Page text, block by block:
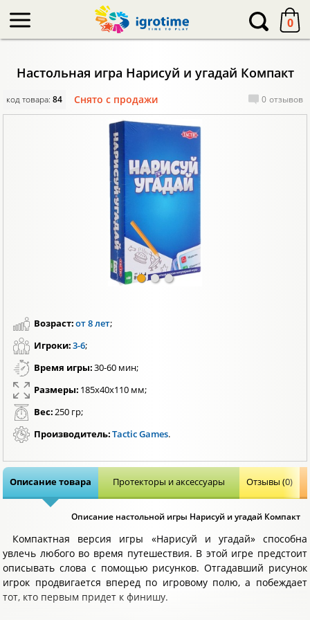
0
Настольная игра Нарисуй и угадай Компакт
код товара:84 Снято с продажи 0 отзывов
Возраст:от 8 лет;
Игроки:3-6;
Время игры:30-60 мин;
Размеры: 185x40x110 мм;
Вес:250 гр;
Производитель:Tactic Games.
Описание товара Протекторы и аксессуары Отзывы (0)
Описание настольной игры Нарисуй и угадай Компакт
Компактная версия игры «Нарисуй и угадай» способна
увлечь любого во время путешествия. В этой игре предстоит
описывать слова с помощью рисунков. Отгадавший рисунок
игрок продвигается вперед по игровому полю, а побеждает
тот, кто первым придет к финишу.